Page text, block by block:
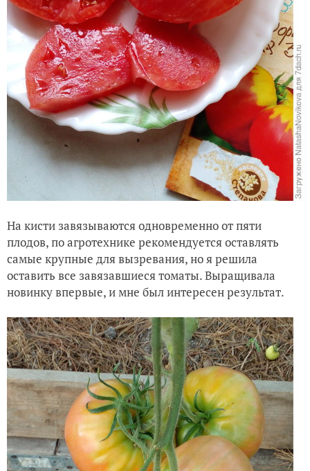
На кисти завязываются одновременно от пяти
плодов, по агротехнике рекомендуется оставлять
самые крупные для вызревания, но я решила
оставить все завязавшиеся томаты. Выращивала
новинку впервые, и мне был интересен результат.